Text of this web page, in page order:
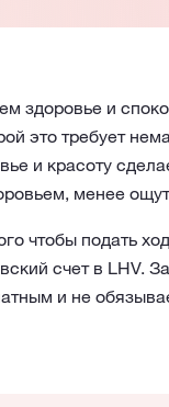
здоровье и
это требует
и красоту
менее
чтобы подать
счет в LHV.
и не